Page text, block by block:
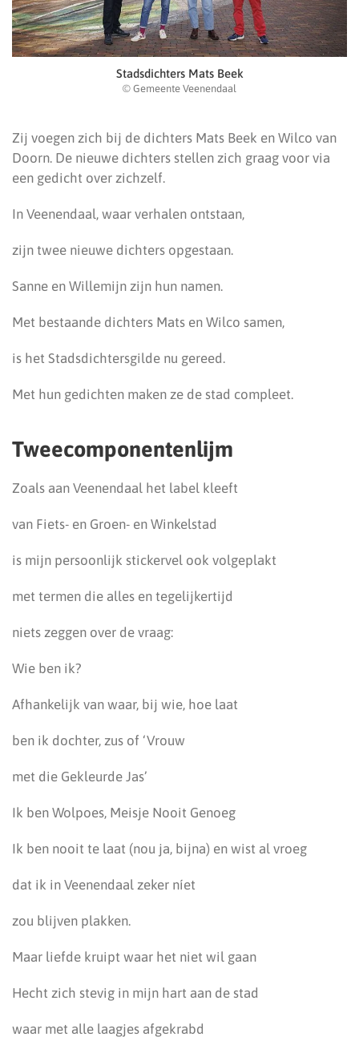
Stadsdichters Mats Beek
© Gemeente Veenendaal
Zij voegen zich bij de dichters Mats Beek en Wilco van
Doorn. De nieuwe dichters stellen zich graag voor via
een gedicht over zichzelf.
In Veenendaal, waar verhalen ontstaan,
zijn twee nieuwe dichters opgestaan.
Sanne en Willemijn zijn hun namen.
Met bestaande dichters Mats en Wilco samen,
is het Stadsdichtersgilde nu gereed.
Met hun gedichten maken ze de stad compleet.
Tweecomponentenlijm
Zoals aan Veenendaal het label kleeft
van Fiets- en Groen- en Winkelstad
is mijn persoonlijk stickervel ook volgeplakt
met termen die alles en tegelijkertijd
niets zeggen over de vraag:
Wie ben ik?
Afhankelijk van waar, bij wie, hoe laat
ben ik dochter, zus of ‘Vrouw
met die Gekleurde Jas’
Ik ben Wolpoes, Meisje Nooit Genoeg
Ik ben nooit te laat (nou ja, bijna) en wist al vroeg
dat ik in Veenendaal zeker níet
zou blijven plakken.
Maar liefde kruipt waar het niet wil gaan
Hecht zich stevig in mijn hart aan de stad
waar met alle laagjes afgekrabd